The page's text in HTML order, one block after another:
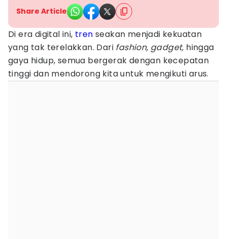
Share Article
Di era digital ini, tren seakan menjadi kekuatan
yang tak terelakkan. Dari fashion, gadget, hingga
gaya hidup, semua bergerak dengan kecepatan
tinggi dan mendorong kita untuk mengikuti arus.